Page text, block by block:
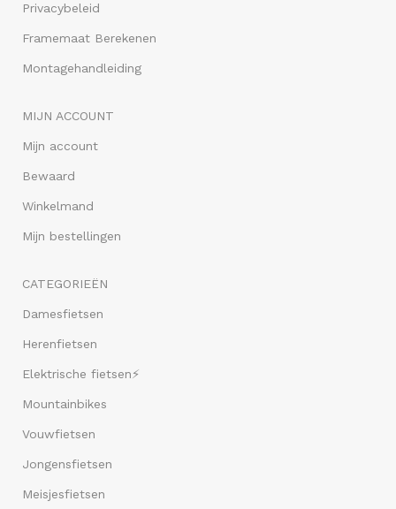
Privacybeleid
Framemaat Berekenen
Montagehandleiding
MIJN ACCOUNT
Mijn account
Bewaard
Winkelmand
Mijn bestellingen
CATEGORIEËN
Damesfietsen
Herenfietsen
Elektrische fietsen⚡
Mountainbikes
Vouwfietsen
Jongensfietsen
Meisjesfietsen